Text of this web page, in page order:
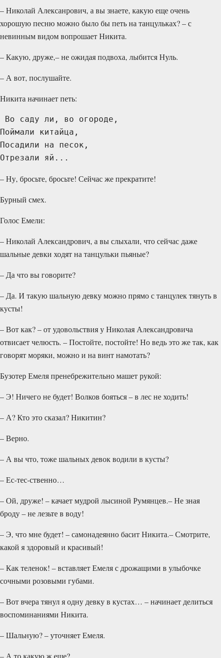
– Николай Алексанрович, а вы знаете, какую еще очень
хорошую песню можно было бы петь на танцульках? – с
невинным видом вопрошает Никита.
– Какую, друже,– не ожидая подвоха, лыбится Нуль.
– А вот, послушайте.
Никита начинает петь:
Во саду ли, во огороде,
Поймали китайца,
Посадили на песок,
Отрезали яй...
– Ну, бросьте, бросьте! Сейчас же прекратите!
Бурный смех.
Голос Емели:
– Николай Александрович, а вы слыхали, что сейчас даже
шальные девки ходят на танцульки пьяные?
– Да что вы говорите?
– Да. И такую шальную девку можно прямо с танцулек тянуть в
кусты!
– Вот как? – от удовольствия у Николая Александровича
отвисает челюсть. – Постойте, постойте! Но ведь это же так, как
говорят моряки, можно и на винт намотать?
Бузотер Емеля пренебрежительно машет рукой:
– Э! Ничего не будет! Волков бояться – в лес не ходить!
– А? Кто это сказал? Никитин?
– Верно.
– А вы что, тоже шальных девок водили в кусты?
– Ес-тес-ственно…
– Ой, друже! – качает мудрой лысиной Румянцев.– Не зная
броду – не лезьте в воду!
– Э, что мне будет! – самонадеянно басит Ники­та.– Смотрите,
какой я здоровый и красивый!
– Как теленок! – вставляет Емеля с дрожащими в улыбочке
сочными розовыми губами.
– Вот вчера тянул я одну девку в кустах… – начинает делиться
воспоминаниями Никита.
– Шальную? – уточняет Емеля.
– А то какую ж еще?